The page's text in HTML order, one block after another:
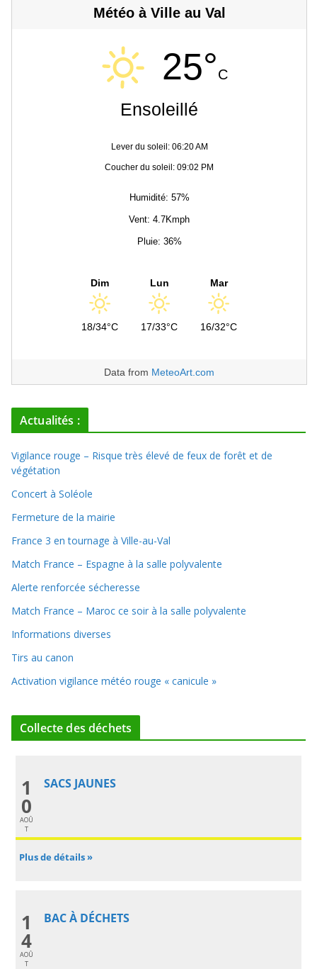
Météo à Ville au Val
25°C
Ensoleillé
Lever du soleil: 06:20 AM
Coucher du soleil: 09:02 PM
Humidité: 57%
Vent: 4.7Kmph
Pluie: 36%
Dim
18/34°C
Lun
17/33°C
Mar
16/32°C
Data from MeteoArt.com
Actualités :
Vigilance rouge – Risque très élevé de feux de forêt et de
végétation
Concert à Soléole
Fermeture de la mairie
France 3 en tournage à Ville-au-Val
Match France – Espagne à la salle polyvalente
Alerte renforcée sécheresse
Match France – Maroc ce soir à la salle polyvalente
Informations diverses
Tirs au canon
Activation vigilance météo rouge « canicule »
Collecte des déchets
1
0
AOÛ
T
SACS JAUNES
Plus de détails »
1
4
AOÛ
T
BAC À DÉCHETS